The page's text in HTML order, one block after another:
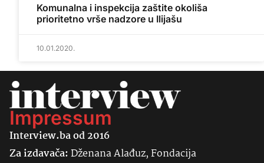
Komunalna i inspekcija zaštite okoliša
prioritetno vrše nadzore u Ilijašu
10.01.2020.
Impressum
Interview.ba od 2016
Za izdavača:Dženana Alađuz, Fondacija